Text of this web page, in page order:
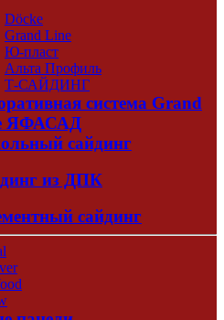
Döcke
Grand Line
Ю-пласт
Альта Профиль
Т-САЙДИНГ
система Grand
ЯФАСАД
сайдинг
из ДПК
сайдинг